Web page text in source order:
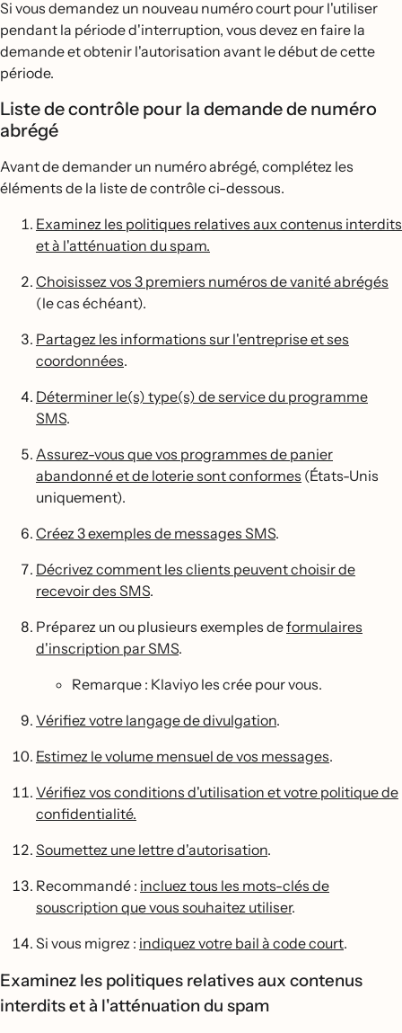
Si vous demandez un nouveau numéro court pour l'utiliser
pendant la période d'interruption, vous devez en faire la
demande et obtenir l'autorisation avant le début de cette
période.
Liste de contrôle pour la demande de numéro
abrégé
Avant de demander un numéro abrégé, complétez les
éléments de la liste de contrôle ci-dessous.
Examinez les politiques relatives aux contenus interdits
et à l'atténuation du spam.
Choisissez vos 3 premiers numéros de vanité abrégés
(le cas échéant).
Partagez les informations sur l'entreprise et ses
coordonnées.
Déterminer le(s) type(s) de service du programme
SMS.
Assurez-vous que vos programmes de panier
abandonné et de loterie sont conformes (États-Unis
uniquement).
Créez 3 exemples de messages SMS.
Décrivez comment les clients peuvent choisir de
recevoir des SMS.
Préparez un ou plusieurs exemples deformulaires
d'inscription par SMS.
Remarque : Klaviyo les crée pour vous.
Vérifiez votre langage de divulgation.
Estimez le volume mensuel de vos messages.
Vérifiez vos conditions d'utilisation et votre politique de
confidentialité.
Soumettez une lettre d'autorisation.
Recommandé : incluez tous les mots-clés de
souscription que vous souhaitez utiliser.
Si vous migrez : indiquez votre bail à code court.
Examinez les politiques relatives aux contenus
interdits et à l'atténuation du spam